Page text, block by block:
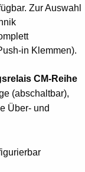
Zur Auswahl
in Klemmen).
CM-Reihe
(abschaltbar),
Über- und